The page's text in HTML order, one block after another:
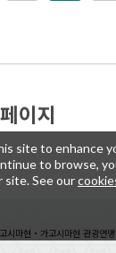
이지
시마현・가고시마현 관광연맹
site to enhance
to browse,
site. See our